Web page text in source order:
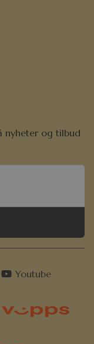
nyheter og tilbud
Youtube